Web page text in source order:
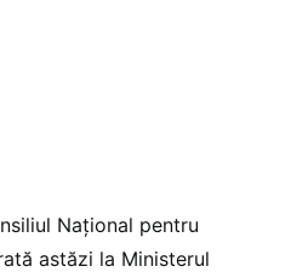
Național pentru
astăzi la Ministerul